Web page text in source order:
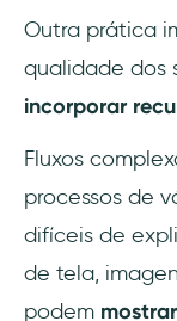
Outra prática
qualidade dos
incorporar
Fluxos
processos de
difíceis de
de tela,
podem